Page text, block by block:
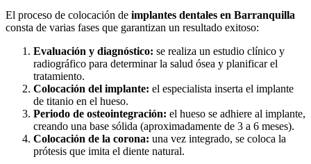
El proceso de colocación de implantes dentales en Barranquilla
consta de varias fases que garantizan un resultado exitoso:
Evaluación y diagnóstico: se realiza un estudio clínico y
radiográfico para determinar la salud ósea y planificar el
tratamiento.
Colocación del implante: el especialista inserta el implante
de titanio en el hueso.
Periodo de osteointegración: el hueso se adhiere al implante,
creando una base sólida (aproximadamente de 3 a 6 meses).
Colocación de la corona: una vez integrado, se coloca la
prótesis que imita el diente natural.